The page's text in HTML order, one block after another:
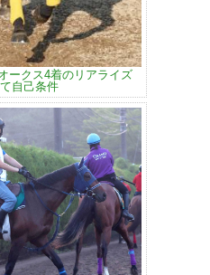
ークス4着のリアライズ
自己条件